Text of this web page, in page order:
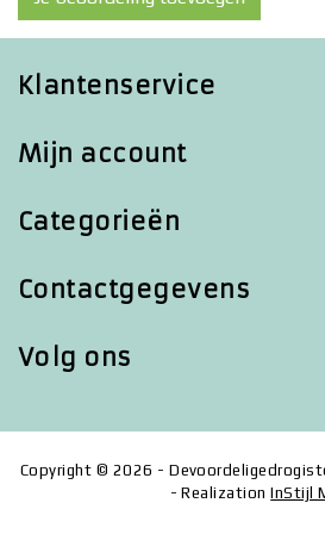
Klantenservice
Mijn account
Categorieën
Contactgegevens
Volg ons
Copyright © 2026 -
- RealizationInStijl